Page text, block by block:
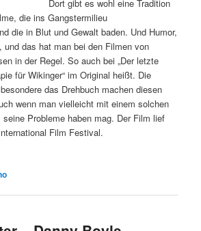
Dort gibt es wohl eine Tradition
die ins Gangstermilieu
die in Blut und Gewalt baden. Und Humor,
und das hat man bei den Filmen von
in der Regel. So auch bei „Der letzte
für Wikinger“ im Original heißt. Die
das Drehbuch machen diesen
wenn man vielleicht mit einem solchen
Probleme haben mag. Der Film lief
Film Festival.